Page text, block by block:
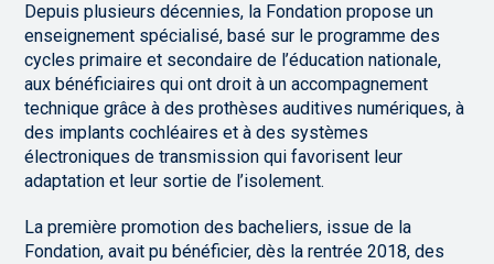
Depuis plusieurs décennies, la Fondation propose un
enseignement spécialisé, basé sur le programme des
cycles primaire et secondaire de l’éducation nationale,
aux bénéficiaires qui ont droit à un accompagnement
technique grâce à des prothèses auditives numériques, à
des implants cochléaires et à des systèmes
électroniques de transmission qui favorisent leur
adaptation et leur sortie de l’isolement.
La première promotion des bacheliers, issue de la
Fondation, avait pu bénéficier, dès la rentrée 2018, des